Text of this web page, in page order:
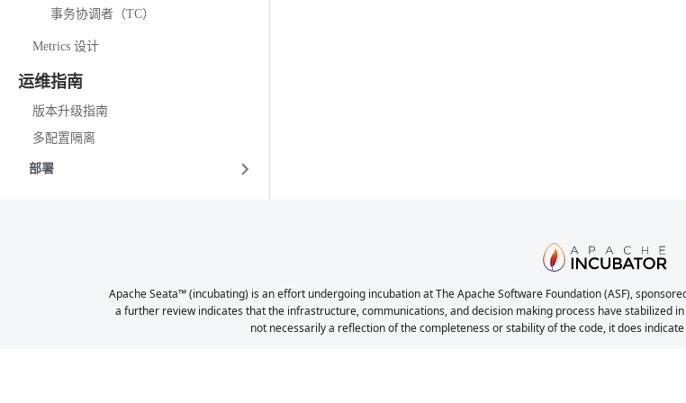
事务协调者（TC）
Metrics 设计
运维指南
版本升级指南
多配置隔离
部署
Apache Seata™ (incubating) is an effort undergoing incubation at The Apache Software Foundation (ASF),
a further review indicates that the infrastructure, communications, and decision making process have stabilized
not necessarily a reflection of the completeness or stability of the code, it does